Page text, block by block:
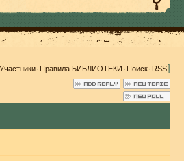
Участники·Правила БИБЛИОТЕКИ·Поиск·RSS]